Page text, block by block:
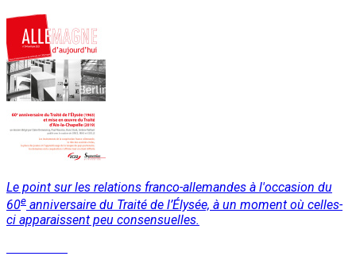
Le point sur les relations franco-allemandes à l'occasion du
60e anniversaire du Traité de l’Élysée, à un moment où celles-
ci apparaissent peu consensuelles.